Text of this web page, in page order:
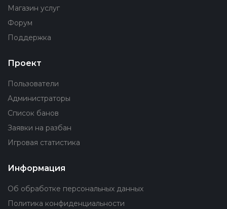
Магазин услуг
Форум
Поддержка
Проект
Пользователи
Администраторы
Список банов
Заявки на разбан
Игровая статистика
Информация
Об обработке персональных данных
Политика конфиденциальности